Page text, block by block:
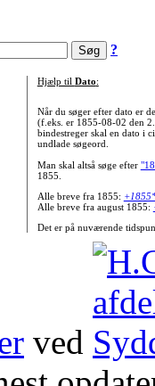
?
Hjælp til Dato:
Når du søger efter dato er
(f.eks. er 1855-08-02 den
bindestreger skal en dato i
undlade søgeord.
Man skal altså søge efter
1855.
Alle breve fra 1855:
Alle breve fra august 1855:
Det er på nuværende
ved